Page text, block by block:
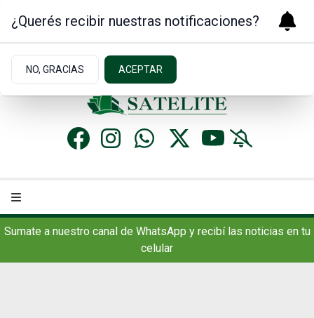
6ºc | Concordia, AR
Sumate a nuestro canal de WhatsApp y recibí las noticias en tu
celular
¿Querés recibir nuestras notificaciones?
NO, GRACIAS ACEPTAR